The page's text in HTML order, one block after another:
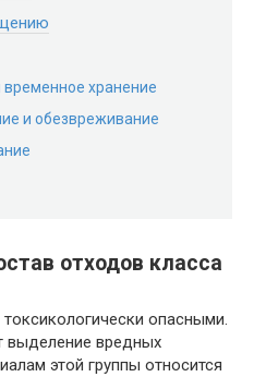
хранение
и обезвреживание
отходов класса
опасными.
выделение вредных
этой группы относится